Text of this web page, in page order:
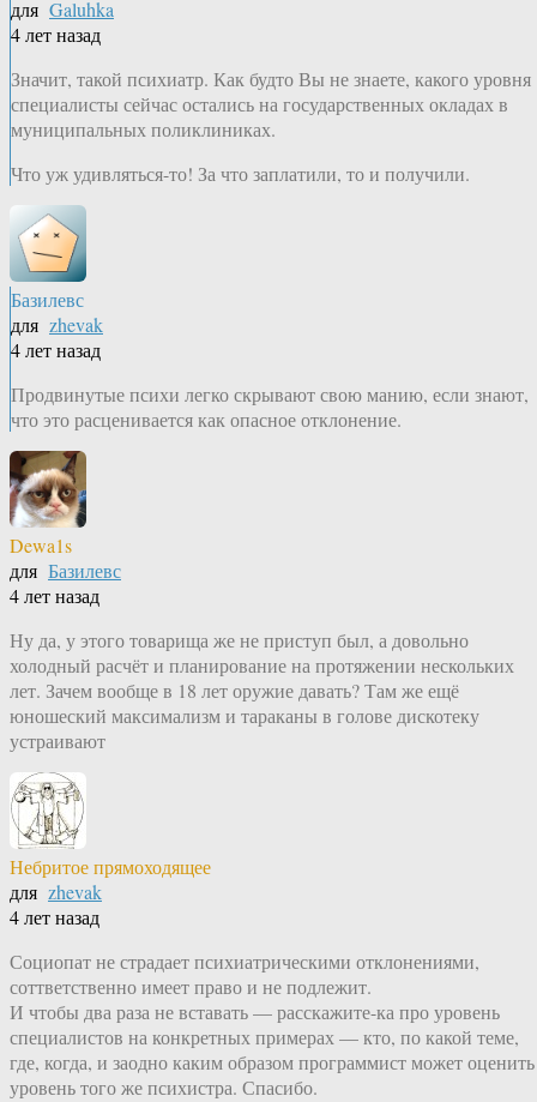
для Galuhka
4 лет назад
Значит, такой психиатр. Как будто Вы не знаете, какого уровня
специалисты сейчас остались на государственных окладах в
муниципальных поликлиниках.
Что уж удивляться-то! За что заплатили, то и получили.
Базилевс
для zhevak
4 лет назад
Продвинутые психи легко скрывают свою манию, если знают,
что это расценивается как опасное отклонение.
Dewa1s
для Базилевс
4 лет назад
Ну да, у этого товарища же не приступ был, а довольно
холодный расчёт и планирование на протяжении нескольких
лет. Зачем вообще в 18 лет оружие давать? Там же ещё
юношеский максимализм и тараканы в голове дискотеку
устраивают
Небритое прямоходящее
для zhevak
4 лет назад
Социопат не страдает психиатрическими отклонениями,
соттветственно имеет право и не подлежит.
И чтобы два раза не вставать — расскажите-ка про уровень
специалистов на конкретных примерах — кто, по какой теме,
где, когда, и заодно каким образом программист может оценить
уровень того же психистра. Спасибо.